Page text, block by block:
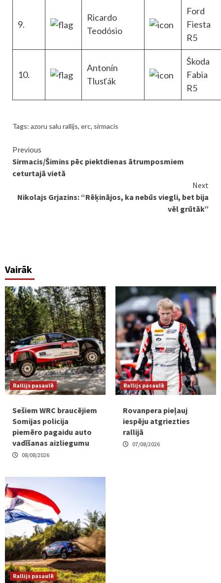
9.
Ricardo
Teodósio
Ford
Fiesta
R5
10.
Antonín
Tlusťák
Škoda
Fabia
R5
Tags: azoru salu rallijs, erc, sirmacis
Continue
Reading
Previous
Sirmacis/Šimins pēc piektdienas ātrumposmiem
ceturtajā vietā
Next
Nikolajs Grjazins: “Rēķinājos, ka nebūs viegli, bet bija
vēl grūtāk”
Vairāk
Rallijs pasaulē
Sešiem WRC braucējiem
Somijas policija
piemēro pagaidu auto
vadīšanas aizliegumu
08/08/2026
Rallijs pasaulē
Rovanpera pieļauj
iespēju atgriezties
rallijā
07/08/2026
Rallijs pasaulē